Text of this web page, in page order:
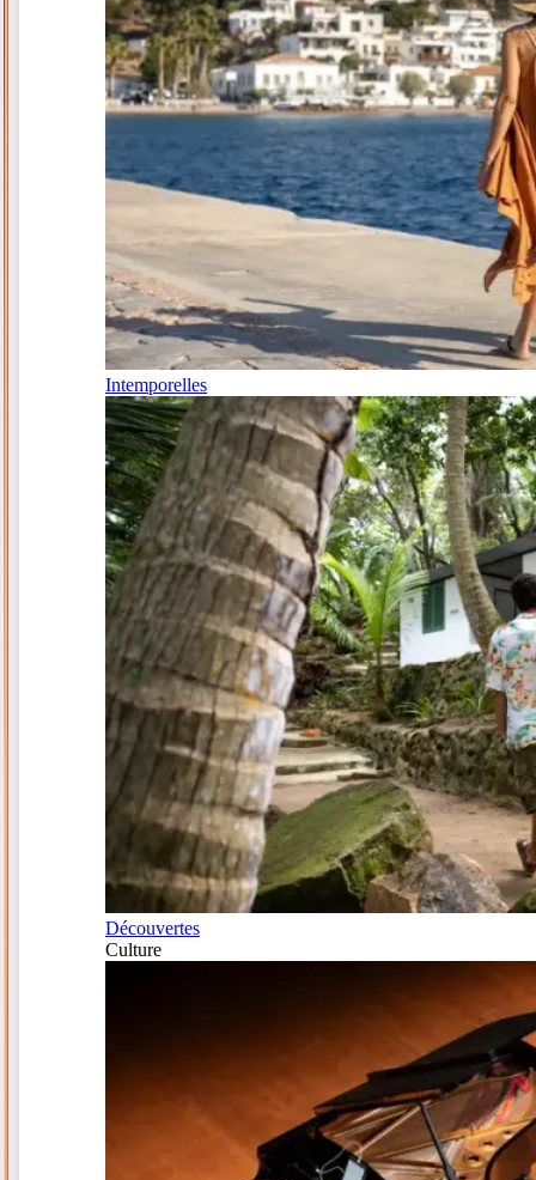
Intemporelles
Découvertes
Culture